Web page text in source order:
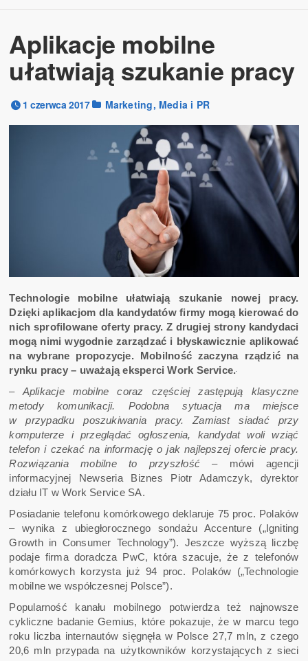
Aplikacje mobilne
ułatwiają szukanie pracy
1 czerwca 2017 Marketing, Media i PR
Technologie mobilne ułatwiają szukanie nowej pracy.
Dzięki aplikacjom dla kandydatów firmy mogą kierować do
nich sprofilowane oferty pracy. Z drugiej strony kandydaci
mogą nimi wygodnie zarządzać i błyskawicznie aplikować
na wybrane propozycje. Mobilność zaczyna rządzić na
rynku pracy – uważają eksperci Work Service.
– Aplikacje mobilne coraz częściej zastępują klasyczne
metody komunikacji. Podobna sytuacja ma miejsce
w przypadku poszukiwania pracy. Zamiast siadać przy
komputerze i przeglądać ogłoszenia, kandydat woli wziąć
telefon i czekać na informację o jak najlepszej ofercie pracy.
Rozwiązania mobilne to przyszłość –mówi agencji
informacyjnej Newseria Biznes Piotr Adamczyk, dyrektor
działu IT w Work Service SA.
Posiadanie telefonu komórkowego deklaruje 75 proc. Polaków
– wynika z ubiegłorocznego sondażu Accenture („Igniting
Growth in Consumer Technology”). Jeszcze wyższą liczbę
podaje firma doradcza PwC, która szacuje, że z telefonów
komórkowych korzysta już 94 proc. Polaków („Technologie
mobilne we współczesnej Polsce”).
Popularność kanału mobilnego potwierdza też najnowsze
cykliczne badanie Gemius, które pokazuje, że w marcu tego
roku liczba internautów sięgnęła w Polsce 27,7 mln, z czego
20,6 mln przypada na użytkowników korzystających z sieci